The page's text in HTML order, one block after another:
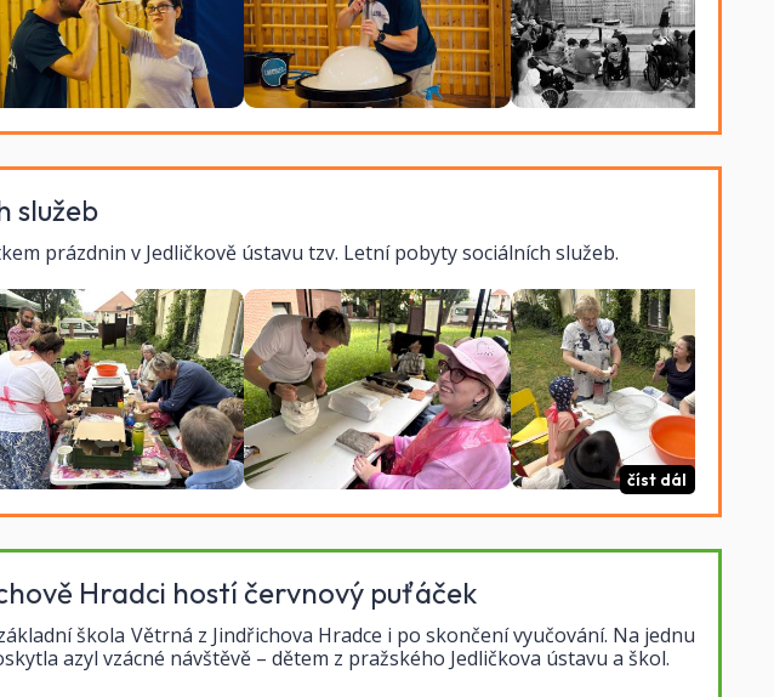
služeb
prázdnin v Jedličkově ústavu tzv. Letní pobyty sociálních služeb.
číst dál
Hradci hostí červnový puťáček
škola Větrná z Jindřichova Hradce i po skončení vyučování. Na jednu
azyl vzácné návštěvě – dětem z pražského Jedličkova ústavu a škol.